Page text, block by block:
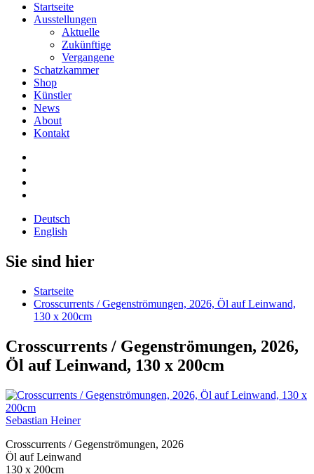
Startseite
Ausstellungen
Aktuelle
Zukünftige
Vergangene
Schatzkammer
Shop
Künstler
News
About
Kontakt
Deutsch
English
Sie sind hier
Startseite
Crosscurrents / Gegenströmungen, 2026, Öl auf Leinwand,
130 x 200cm
Crosscurrents / Gegenströmungen, 2026,
Öl auf Leinwand, 130 x 200cm
Sebastian Heiner
Crosscurrents / Gegenströmungen, 2026
Öl auf Leinwand
130 x 200cm